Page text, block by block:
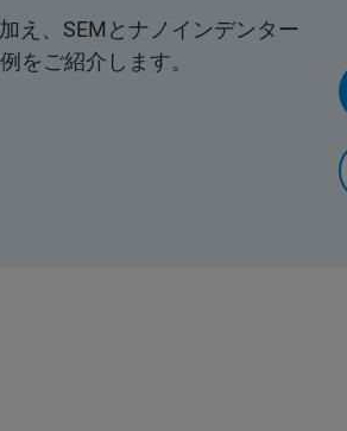
え、SEMとナノインデンター
をご紹介します。